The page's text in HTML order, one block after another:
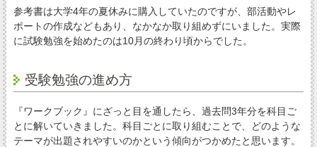
参考書は大学4年の夏休みに購入していたのですが、部活動やレ
ポートの作成などもあり、なかなか取り組めずにいました。実際
に試験勉強を始めたのは10月の終わり頃からでした。
受験勉強の進め方
『ワークブック』にざっと目を通したら、過去問3年分を科目ご
とに解いていきました。科目ごとに取り組むことで、どのような
テーマが出題されやすいのかという傾向がつかめたと思います。